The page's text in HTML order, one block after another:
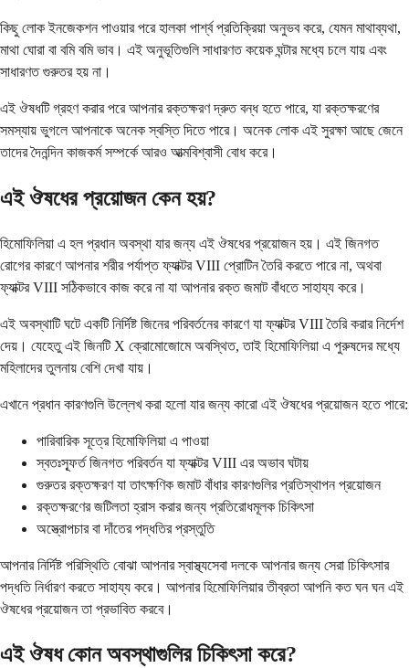
কিছু লোক ইনজেকশন পাওয়ার পরে হালকা পার্শ্ব প্রতিক্রিয়া অনুভব করে, যেমন মাথাব্যথা,
মাথা ঘোরা বা বমি বমি ভাব। এই অনুভূতিগুলি সাধারণত কয়েক ঘন্টার মধ্যে চলে যায় এবং
সাধারণত গুরুতর হয় না।
এই ঔষধটি গ্রহণ করার পরে আপনার রক্তক্ষরণ দ্রুত বন্ধ হতে পারে, যা রক্তক্ষরণের
সমস্যায় ভুগলে আপনাকে অনেক স্বস্তি দিতে পারে। অনেক লোক এই সুরক্ষা আছে জেনে
তাদের দৈনন্দিন কাজকর্ম সম্পর্কে আরও আত্মবিশ্বাসী বোধ করে।
এই ঔষধের প্রয়োজন কেন হয়?
হিমোফিলিয়া এ হল প্রধান অবস্থা যার জন্য এই ঔষধের প্রয়োজন হয়। এই জিনগত
রোগের কারণে আপনার শরীর পর্যাপ্ত ফ্যাক্টর VIII প্রোটিন তৈরি করতে পারে না, অথবা
ফ্যাক্টর VIII সঠিকভাবে কাজ করে না যা আপনার রক্ত জমাট বাঁধতে সাহায্য করে।
এই অবস্থাটি ঘটে একটি নির্দিষ্ট জিনের পরিবর্তনের কারণে যা ফ্যাক্টর VIII তৈরি করার নির্দেশ
দেয়। যেহেতু এই জিনটি X ক্রোমোজোমে অবস্থিত, তাই হিমোফিলিয়া এ পুরুষদের মধ্যে
মহিলাদের তুলনায় বেশি দেখা যায়।
এখানে প্রধান কারণগুলি উল্লেখ করা হলো যার জন্য কারো এই ঔষধের প্রয়োজন হতে পারে:
পারিবারিক সূত্রে হিমোফিলিয়া এ পাওয়া
স্বতঃস্ফূর্ত জিনগত পরিবর্তন যা ফ্যাক্টর VIII এর অভাব ঘটায়
গুরুতর রক্তক্ষরণ যা তাৎক্ষণিক জমাট বাঁধার কারণগুলির প্রতিস্থাপন প্রয়োজন
রক্তক্ষরণের জটিলতা হ্রাস করার জন্য প্রতিরোধমূলক চিকিৎসা
অস্ত্রোপচার বা দাঁতের পদ্ধতির প্রস্তুতি
আপনার নির্দিষ্ট পরিস্থিতি বোঝা আপনার স্বাস্থ্যসেবা দলকে আপনার জন্য সেরা চিকিৎসার
পদ্ধতি নির্ধারণ করতে সাহায্য করে। আপনার হিমোফিলিয়ার তীব্রতা আপনি কত ঘন ঘন এই
ঔষধের প্রয়োজন তা প্রভাবিত করবে।
এই ঔষধ কোন অবস্থাগুলির চিকিৎসা করে?